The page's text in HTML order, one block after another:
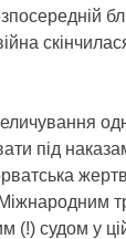
під
(!) судом у